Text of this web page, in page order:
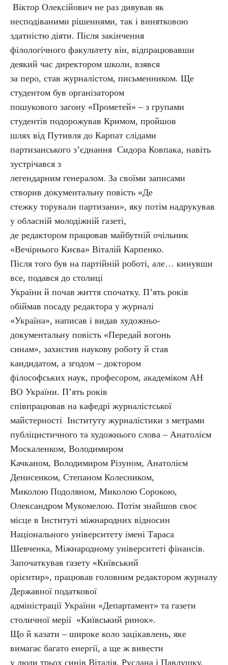
Віктор Олексійович не раз дивував як
несподіваними рішеннями, так і винятковою
здатністю діяти. Після закінчення
філологічного факультету він, відпрацювавши
деякий час директором школи, взявся
за перо, став журналістом, письменником. Ще
студентом був організатором
пошукового загону «Прометей» – з групами
студентів подорожував Кримом, пройшов
шлях від Путивля до Карпат слідами
партизанського з’єднання Сидора Ковпака, навіть
зустрічався з
легендарним генералом. За своїми записами
створив документальну повість «Де
стежку торували партизани», яку потім надрукував
у обласній молодіжній газеті,
де редактором працював майбутній очільник
«Вечірнього Києва» Віталій Карпенко.
Після того був на партійній роботі, але… кинувши
все, подався до столиці
України й почав життя спочатку. П’ять років
обіймав посаду редактора у журналі
«Україна», написав і видав художньо-
документальну повість «Передай вогонь
синам», захистив наукову роботу й став
кандидатом, а згодом – доктором
філософських наук, професором, академіком АН
ВО України. П’ять років
співпрацював на кафедрі журналістської
майстерності Інституту журналістики з метрами
публіцистичного та художнього слова – Анатолієм
Москаленком, Володимиром
Качканом, Володимиром Різуном, Анатолієм
Денисенком, Степаном Колесником,
Миколою Подоляном, Миколою Сорокою,
Олександром Мукомелою. Потім знайшов своє
місце в Інституті міжнародних відносин
Національного університету імені Тараса
Шевченка, Міжнародному університеті фінансів.
Започаткував газету «Київський
орієнтир», працював головним редактором журналу
Державної податкової
адміністрації України «Департамент» та газети
столичної мерії «Київський ринок».
Що й казати – широке коло зацікавлень, яке
вимагає багато енергії, а ще ж вивести
у люди трьох синів Віталія, Руслана і Павлушку,